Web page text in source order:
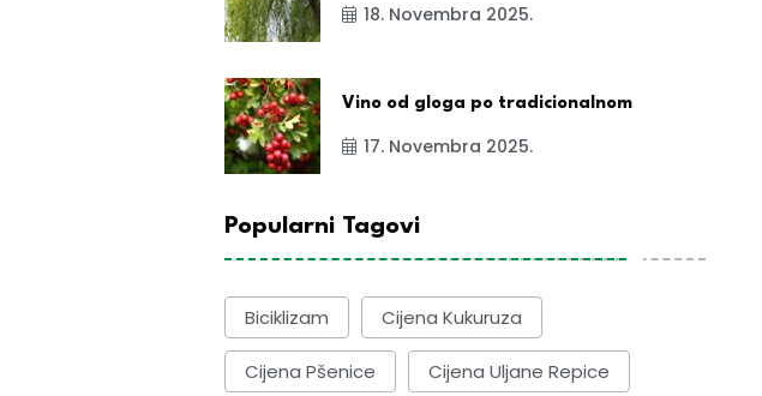
18. Novembra 2025.
Vino od gloga po tradicionalnom
17. Novembra 2025.
Popularni Tagovi
Biciklizam Cijena Kukuruza
Cijena Pšenice Cijena Uljane Repice